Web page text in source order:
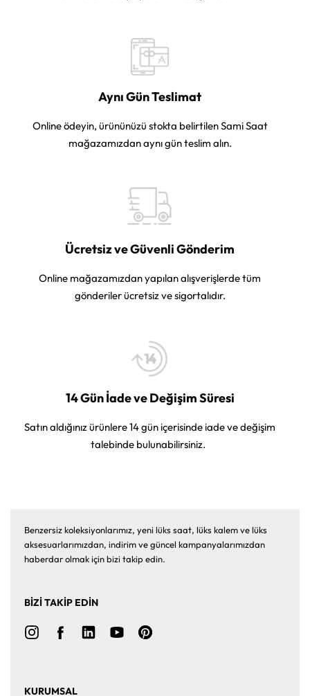
Aynı Gün Teslimat
Online ödeyin, ürününüzü stokta belirtilen Sami Saat
mağazamızdan aynı gün teslim alın.
Ücretsiz ve Güvenli Gönderim
Online mağazamızdan yapılan alışverişlerde tüm
gönderiler ücretsiz ve sigortalıdır.
14 Gün İade ve Değişim Süresi
Satın aldığınız ürünlere 14 gün içerisinde iade ve değişim
talebinde bulunabilirsiniz.
Benzersiz koleksiyonlarımız, yeni lüks saat, lüks kalem ve lüks
aksesuarlarımızdan, indirim ve güncel kampanyalarımızdan
haberdar olmak için bizi takip edin.
BİZİ TAKİP EDİN
KURUMSAL